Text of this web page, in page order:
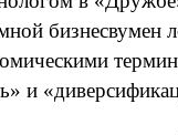
бизнесвумен
и